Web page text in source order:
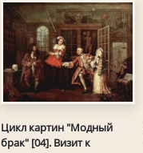
Цикл картин "Модный
брак" [04]. Визит к